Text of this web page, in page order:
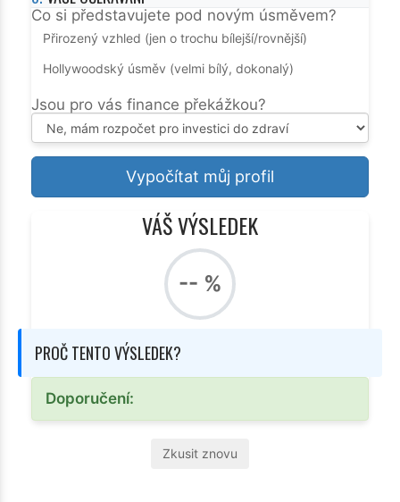
Co si představujete pod novým úsměvem?
Přirozený vzhled (jen o trochu bílejší/rovnější)
Hollywoodský úsměv (velmi bílý, dokonalý)
Jsou pro vás finance překážkou?
Vypočítat můj profil
VÁŠ VÝSLEDEK
-- %
PROČ TENTO VÝSLEDEK?
Doporučení:
Zkusit znovu